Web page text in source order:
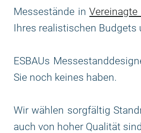
Messestände inVereinagte
Ihres realistischen Budgets
ESBAUs
Sie noch keines haben.
Wir wählen sorgfältig
auch von hoher Qualität